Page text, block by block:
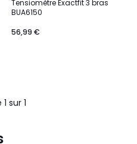
Tensiomètre Exactfit 3 bras
BUA6150
56,99 €
sur 1